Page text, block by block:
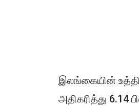
இலங்கையின்
அதிகரித்து 6.14